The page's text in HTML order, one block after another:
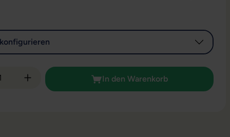
Anzahl: Gib den gewünschten Wert ein
In den Warenkorb